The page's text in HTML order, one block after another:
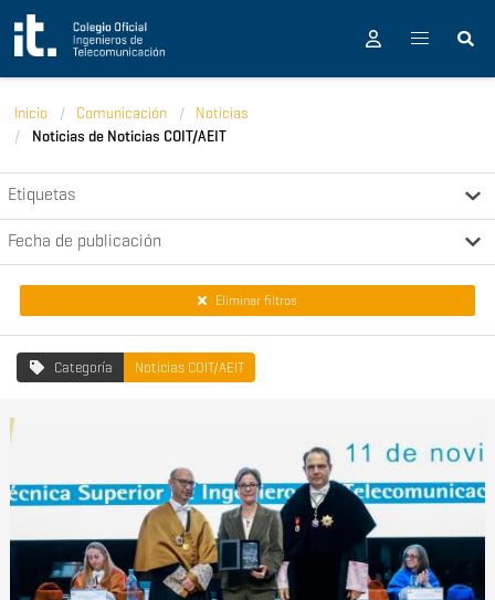
Pasar al contenido principal
Inicio Comunicación
Noticias
Noticias de Noticias COIT/AEIT
Etiquetas
Fecha de publicación
Eliminar filtros
Categoría Noticias COIT/AEIT